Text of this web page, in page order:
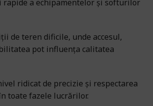
rapide a echipamentelor și softurilor
de teren dificile, unde accesul,
pot influența calitatea
ridicat de precizie și respectarea
toate fazele lucrărilor.